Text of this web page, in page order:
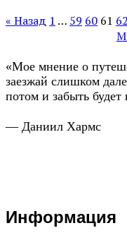
« Назад 1 … 59 60 61 62
«Мое мнение о
заезжай слишком
потом и забыть
— Даниил Хармс
Информация